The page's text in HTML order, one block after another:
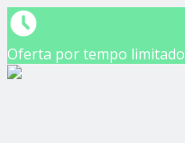
Oferta por tempo limitado